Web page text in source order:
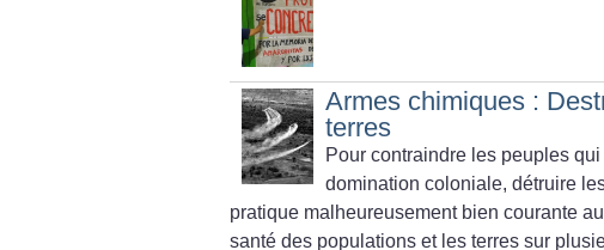
Armes chimiques :
terres
Pour contraindre les peuples
domination coloniale, détruire
pratique malheureusement bien courante
santé des populations et les terres sur